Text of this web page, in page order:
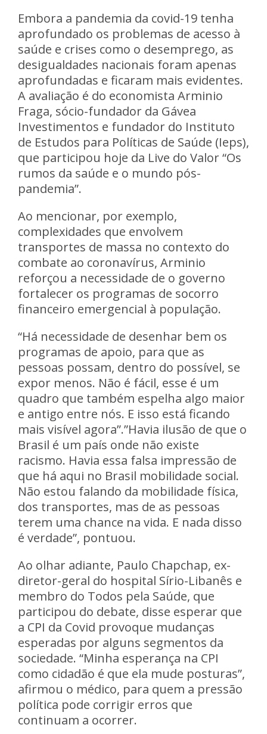
Embora a pandemia da covid-19 tenha
aprofundado os problemas de acesso à
saúde e crises como o desemprego, as
desigualdades nacionais foram apenas
aprofundadas e ficaram mais evidentes.
A avaliação é do economista Arminio
Fraga, sócio-fundador da Gávea
Investimentos e fundador do Instituto
de Estudos para Políticas de Saúde (Ieps),
que participou hoje da Live do Valor “Os
rumos da saúde e o mundo pós-
pandemia”.
Ao mencionar, por exemplo,
complexidades que envolvem
transportes de massa no contexto do
combate ao coronavírus, Arminio
reforçou a necessidade de o governo
fortalecer os programas de socorro
financeiro emergencial à população.
“Há necessidade de desenhar bem os
programas de apoio, para que as
pessoas possam, dentro do possível, se
expor menos. Não é fácil, esse é um
quadro que também espelha algo maior
e antigo entre nós. E isso está ficando
mais visível agora”.”Havia ilusão de que o
Brasil é um país onde não existe
racismo. Havia essa falsa impressão de
que há aqui no Brasil mobilidade social.
Não estou falando da mobilidade física,
dos transportes, mas de as pessoas
terem uma chance na vida. E nada disso
é verdade”, pontuou.
Ao olhar adiante, Paulo Chapchap, ex-
diretor-geral do hospital Sírio-Libanês e
membro do Todos pela Saúde, que
participou do debate, disse esperar que
a CPI da Covid provoque mudanças
esperadas por alguns segmentos da
sociedade. “Minha esperança na CPI
como cidadão é que ela mude posturas”,
afirmou o médico, para quem a pressão
política pode corrigir erros que
continuam a ocorrer.